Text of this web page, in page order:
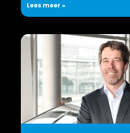
Lees meer »